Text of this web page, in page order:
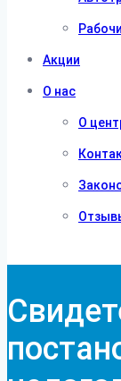
Акции
О нас
О